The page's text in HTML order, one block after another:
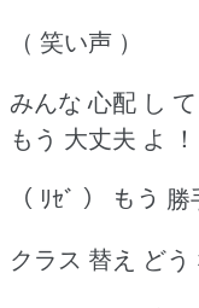
（ 笑い声 ）
みんな 心配 し
もう 大丈夫 よ ！
（ ﾘｾﾞ ） もう
クラス 替え どう